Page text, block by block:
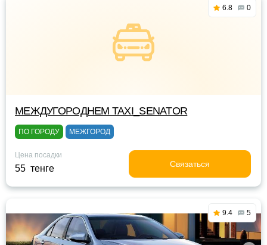
6.8 0
МЕЖДУГОРОДНЕМ TAXI_SENATOR
ПО ГОРОДУ МЕЖГОРОД
Цена посадки
55 тенге Связаться
9.4 5